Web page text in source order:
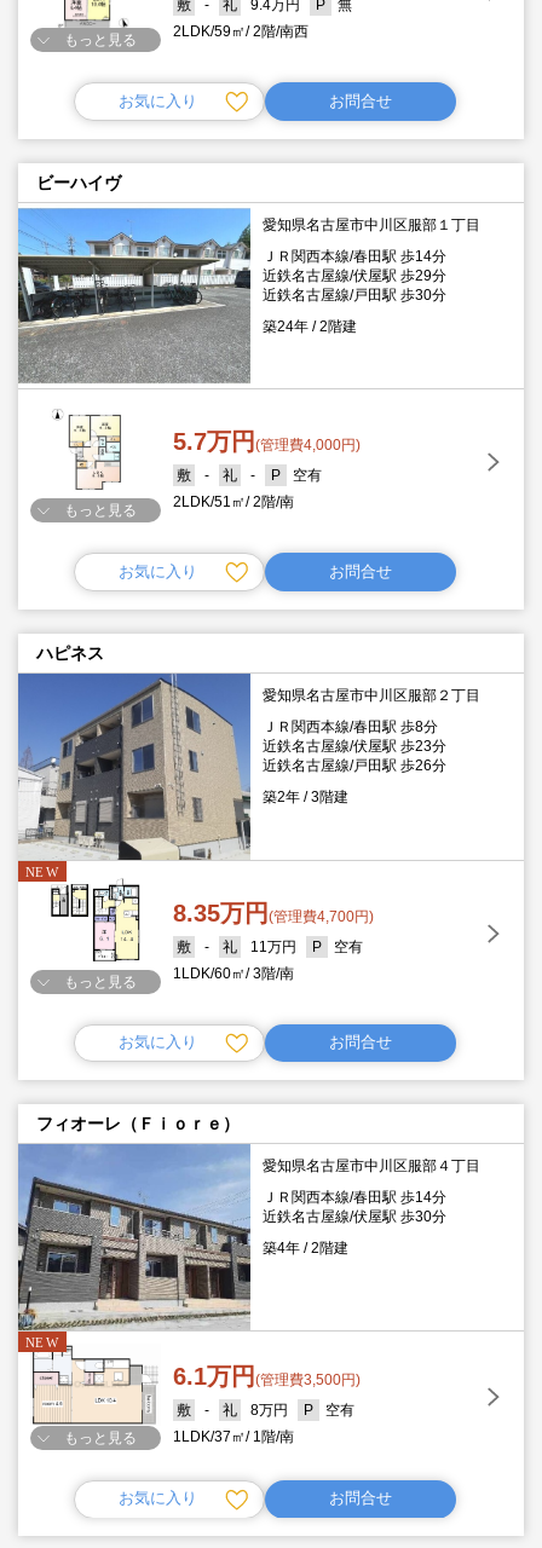
もっと見る 2階 南西
-
9.4万円
2LDK 59㎡
無
お気に入り お問合せ
ビーハイヴ
愛知県名古屋市中川区服部１丁目
ＪＲ関西本線/春田駅 歩14分
近鉄名古屋線/伏屋駅 歩29分
近鉄名古屋線/戸田駅 歩30分
築24年
2階建
もっと見る 2階 南
5.7万円(管理費4,000円)
-
-
2LDK 51㎡
空有
お気に入り お問合せ
ハピネス
愛知県名古屋市中川区服部２丁目
ＪＲ関西本線/春田駅 歩8分
近鉄名古屋線/伏屋駅 歩23分
近鉄名古屋線/戸田駅 歩26分
築2年
3階建
もっと見る 3階 南
8.35万円(管理費4,700円)
-
11万円
1LDK 60㎡
空有
お気に入り お問合せ
フィオーレ（Ｆｉｏｒｅ）
愛知県名古屋市中川区服部４丁目
ＪＲ関西本線/春田駅 歩14分
近鉄名古屋線/伏屋駅 歩30分
築4年
2階建
もっと見る 1階 南
6.1万円(管理費3,500円)
-
8万円
1LDK 37㎡
空有
お気に入り お問合せ